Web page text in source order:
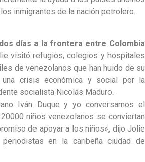
inmigrantes de la nación petrolero.
días a la frontera entre Colombia
visitó refugios, colegios y hospitales
de venezolanos que han huido de su
crisis económica y social por la
socialista Nicolás Maduro.
Iván Duque y yo conversamos el
niños venezolanos se conviertan
de apoyar a los niños», dijo Jolie
en la caribeña ciudad de